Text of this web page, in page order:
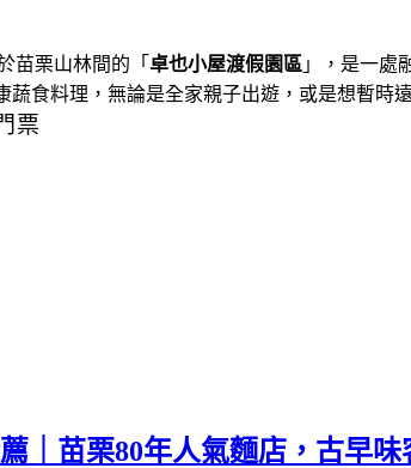
苗栗山林間的「 卓也小屋渡假園區 」，是一處
蔬食料理， 無論是全家親子出遊，或是想暫時
票
｜苗栗80年人氣麵店，古早味